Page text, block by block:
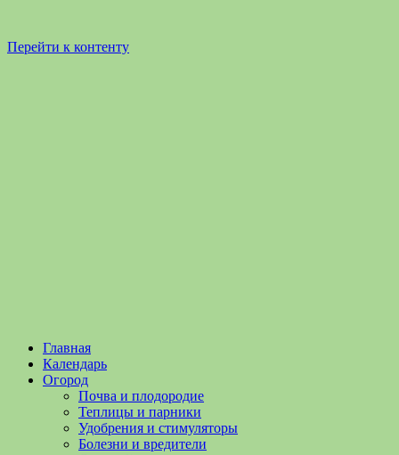
Перейти к контенту
Садоводство
Огородничество
Садоводство
огородничество
полезные
Главная
Календарь
Огород
Почва и плодородие
Теплицы и парники
Удобрения и стимуляторы
Болезни и вредители